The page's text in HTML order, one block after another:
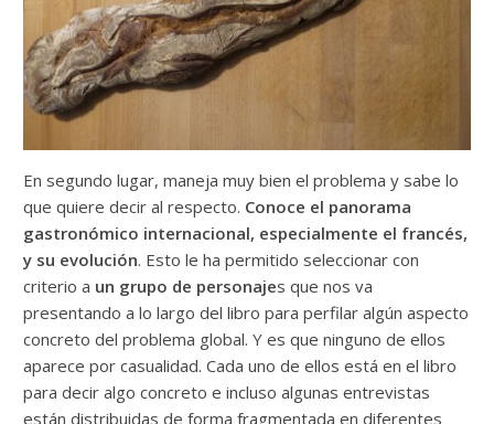
En segundo lugar, maneja muy bien el problema y sabe lo
que quiere decir al respecto. Conoce el panorama
gastronómico internacional, especialmente el francés,
y su evolución. Esto le ha permitido seleccionar con
criterio a un grupo de personajes que nos va
presentando a lo largo del libro para perfilar algún aspecto
concreto del problema global. Y es que ninguno de ellos
aparece por casualidad. Cada uno de ellos está en el libro
para decir algo concreto e incluso algunas entrevistas
están distribuidas de forma fragmentada en diferentes